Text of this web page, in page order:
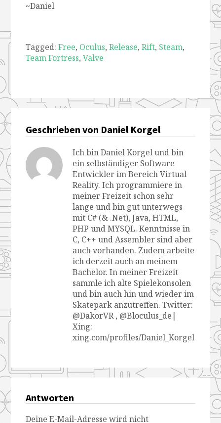
~Daniel
Tagged:Free, Oculus,Release,Rift, Steam,
Team Fortress,Valve
Geschrieben von Daniel Korgel
Ich bin Daniel Korgel und bin
ein selbständiger Software
Entwickler im Bereich Virtual
Reality. Ich programmiere in
meiner Freizeit schon sehr
lange und bin gut unterwegs
mit C# (& .Net), Java, HTML,
PHP und MYSQL. Kenntnisse in
C, C++ und Assembler sind aber
auch vorhanden. Zudem arbeite
ich derzeit auch an meinem
Bachelor. In meiner Freizeit
sammle ich alte Spielekonsolen
und bin auch hin und wieder im
Skatepark anzutreffen. Twitter:
@DakorVR , @Bloculus_de|
Xing:
xing.com/profiles/Daniel_Korgel
Antworten
Deine E-Mail-Adresse wird nicht